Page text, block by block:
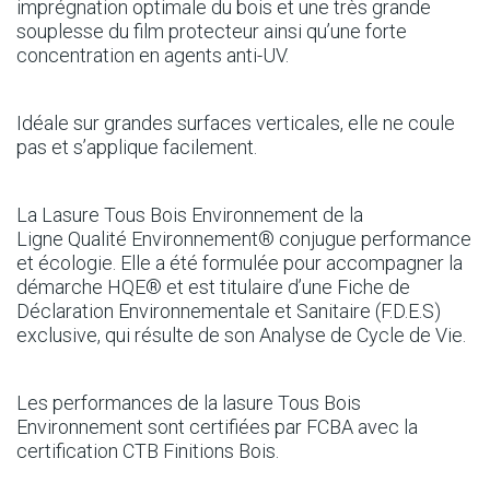
imprégnation optimale du bois et une très grande
souplesse du film protecteur ainsi qu’une forte
concentration en agents anti-UV.
Idéale sur grandes surfaces verticales, elle ne coule
pas et s’applique facilement.
La Lasure Tous Bois Environnement de la
Ligne Qualité Environnement® conjugue performance
et écologie. Elle a été formulée pour accompagner la
démarche HQE® et est titulaire d’une Fiche de
Déclaration Environnementale et Sanitaire (F.D.E.S)
exclusive, qui résulte de son Analyse de Cycle de Vie.
Les performances de la lasure Tous Bois
Environnement sont certifiées par FCBA avec la
certification CTB Finitions Bois.